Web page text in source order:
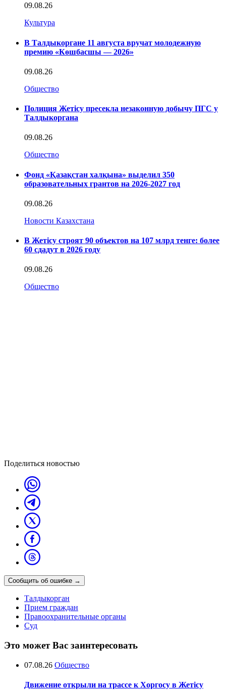
09.08.26
Культура
В Талдыкоргане 11 августа вручат молодежную
премию «Көшбасшы — 2026»
09.08.26
Общество
Полиция Жетісу пресекла незаконную добычу ПГС у
Талдыкоргана
09.08.26
Общество
Фонд «Қазақстан халқына» выделил 350
образовательных грантов на 2026-2027 год
09.08.26
Новости Казахстана
В Жетісу строят 90 объектов на 107 млрд тенге: более
60 сдадут в 2026 году
09.08.26
Общество
Поделиться новостью
Сообщить об ошибке →
Талдыкорган
Прием граждан
Правоохранительные органы
Суд
Это может Вас заинтересовать
07.08.26 Общество
Движение открыли на трассе к Хоргосу в Жетісу